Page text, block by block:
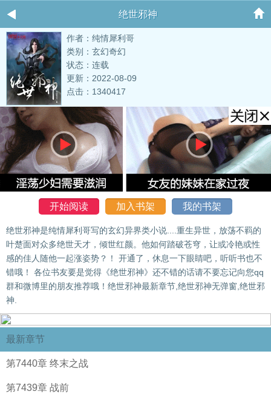
绝世邪神
作者：纯情犀利哥
类别：玄幻奇幻
状态：连载
更新：2022-08-09
点击：1340417
开始阅读 加入书架 我的书架
绝世邪神是纯情犀利哥写的玄幻异界类小说....重生异世，放荡不羁的
叶楚面对众多绝世天才，倾世红颜。他如何踏破苍穹，让或冷艳或性
感的佳人随他一起涨姿势？！ 开通了，休息一下眼睛吧，听听书也不
错哦！ 各位书友要是觉得《绝世邪神》还不错的话请不要忘记向您qq
群和微博里的朋友推荐哦！绝世邪神最新章节,绝世邪神无弹窗,绝世邪
神.
最新章节
第7440章 终末之战
第7439章 战前